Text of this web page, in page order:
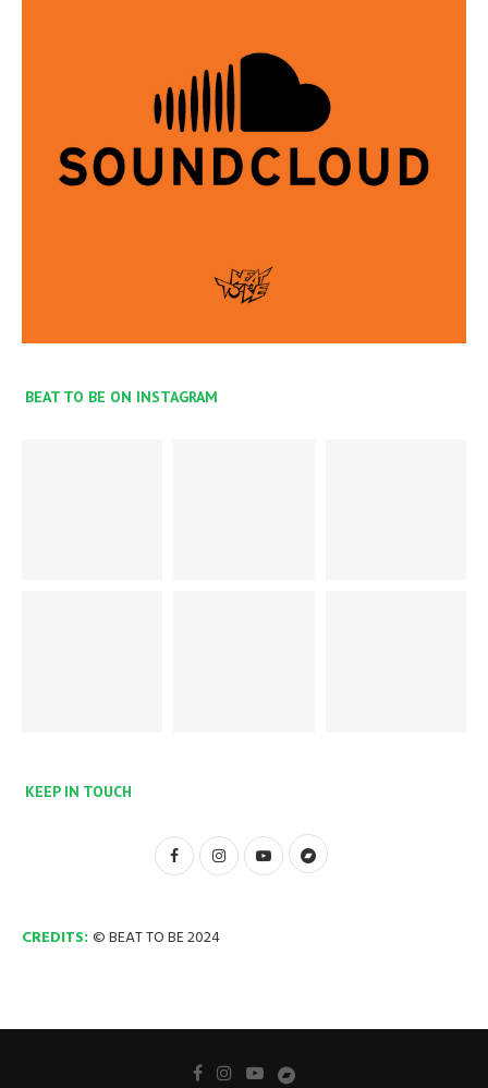
BEAT TO BE ON INSTAGRAM
KEEP IN TOUCH
CREDITS: © BEAT TO BE 2024